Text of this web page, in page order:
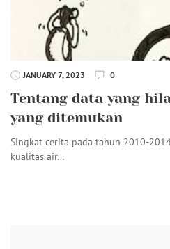
JANUARY 7, 2023 0
Tentang data yang
yang ditemukan
Singkat cerita pada tahun 2010-
kualitas air…